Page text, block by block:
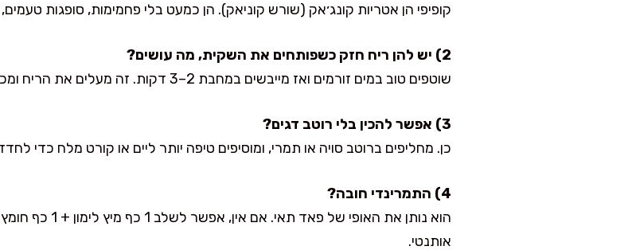
קופיפי הן אטריות קונג׳אק (שורש קוניאק). הן כמעט בלי פחמימות, סופגות
2) יש להן ריח חזק כשפותחים את השקית, מה עושים?
שוטפים טוב במים זורמים ואז מייבשים במחבת 2–3 דקות. זה מעלים את הריח ומכין אותן לספוג רוטב.
3) אפשר להכין בלי רוטב דגים?
כן. מחליפים ברוטב סויה או תמרי, ומוסיפים טיפה יותר ליים או קורט מלח כדי
4) התמרינדי חובה?
הוא נותן את
אותנטי.